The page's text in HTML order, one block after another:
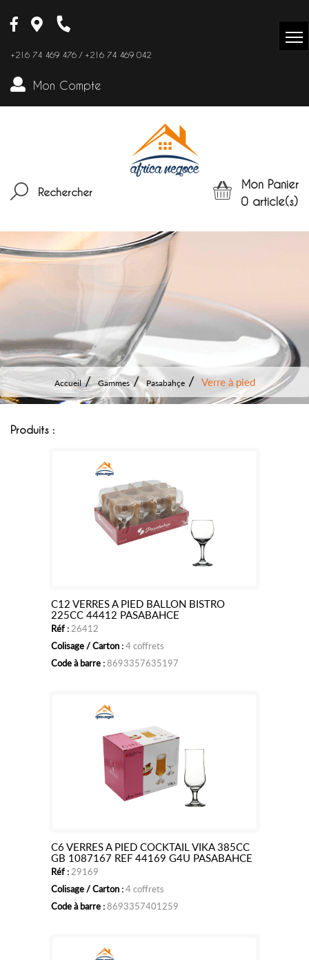
+216 74 469 476 / +216 74 469 042
Mon Compte
Rechercher
Mon Panier
0 article(s)
Accueil Gammes Pasabahçe Verre à pied
Produits :
Ajouter
panier
C12 VERRES A PIED BALLON BISTRO
225CC 44412 PASABAHCE
Réf : 26412
Colisage / Carton :4 coffrets
Code à barre :8693357635197
Ajouter
panier
C6 VERRES A PIED COCKTAIL VIKA 385CC
GB 1087167 REF 44169 G4U PASABAHCE
Réf : 29169
Colisage / Carton :4 coffrets
Code à barre :8693357401259